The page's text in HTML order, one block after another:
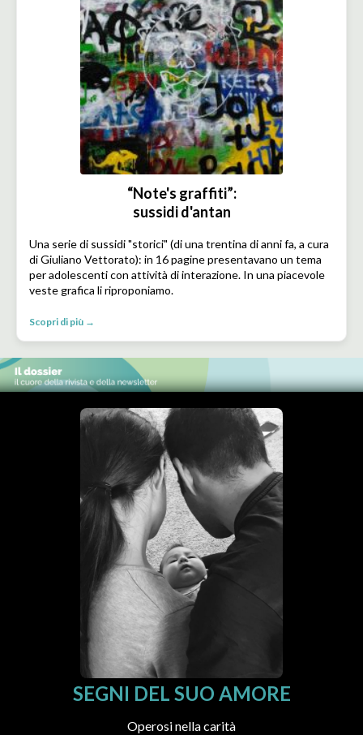
“Note's graffiti”:
sussidi d'antan
Una serie di sussidi "storici" (di una trentina di anni fa, a cura
di Giuliano Vettorato): in 16 pagine presentavano un tema
per adolescenti con attività di interazione. In una piacevole
veste grafica li riproponiamo.
Scopri di più →
SEGNI DEL SUO AMORE
Operosi nella carità